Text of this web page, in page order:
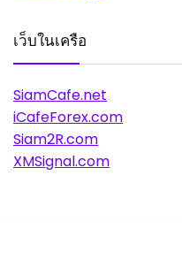
เว็บในเครือ
SiamCafe.net
iCafeForex.com
Siam2R.com
XMSignal.com